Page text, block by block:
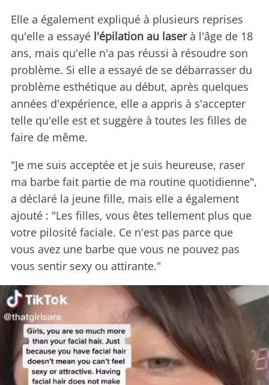
Elle a également expliqué à plusieurs reprises
qu'elle a essayé l'épilation au laserà l'âge de 18
ans, mais qu'elle n'a pas réussi à résoudre son
problème. Si elle a essayé de se débarrasser du
problème esthétique au début, après quelques
années d'expérience, elle a appris à s'accepter
telle qu'elle est et suggère à toutes les filles de
faire de même.
"Je me suis acceptée et je suis heureuse, raser
ma barbe fait partie de ma routine quotidienne",
a déclaré la jeune fille, mais elle a également
ajouté : "Les filles, vous êtes tellement plus que
votre pilosité faciale. Ce n'est pas parce que
vous avez une barbe que vous ne pouvez pas
vous sentir sexy ou attirante."